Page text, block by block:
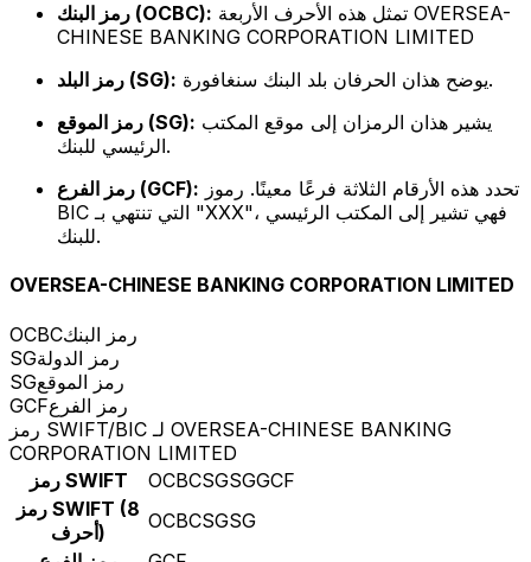
رمز البنك (OCBC):
CHINESE BANKING CORPORATION LIMITED
رمز البلد (SG):
يوضح هذان الحرفان بلد البنك سنغافورة.
رمز الموقع (SG):
الرئيسي للبنك.
رمز الفرع (GCF):
BIC التي تنتهي بـ "XXX"، فهي تشير إلى المكتب الرئيسي
للبنك.
OVERSEA-CHINESE BANKING CORPORATION LIMITED
OCBCرمز البنك
SGرمز الدولة
SGرمز الموقع
GCFرمز الفرع
رمز SWIFT/BIC لـ OVERSEA-CHINESE BANKING
CORPORATION LIMITED
رمز SWIFT
OCBCSGSGGCF
رمز SWIFT (8
أحرف)
OCBCSGSG